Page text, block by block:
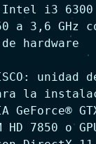
Intel i3 6300
a 3,6 GHz
hardware
unidad
la
GeForce®
HD 7850 o